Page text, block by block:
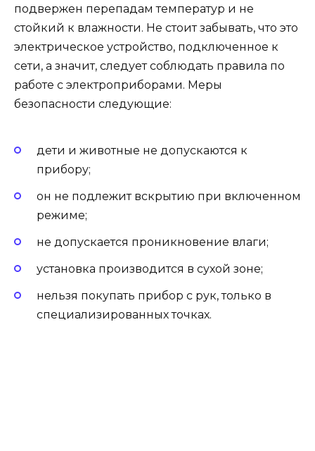
подвержен перепадам температур и не
стойкий к влажности. Не стоит забывать, что это
электрическое устройство, подключенное к
сети, а значит, следует соблюдать правила по
работе с электроприборами. Меры
безопасности следующие:
дети и животные не допускаются к
прибору;
он не подлежит вскрытию при включенном
режиме;
не допускается проникновение влаги;
установка производится в сухой зоне;
нельзя покупать прибор с рук, только в
специализированных точках.